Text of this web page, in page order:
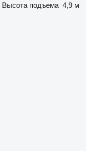
Высота подъема 4,9 м